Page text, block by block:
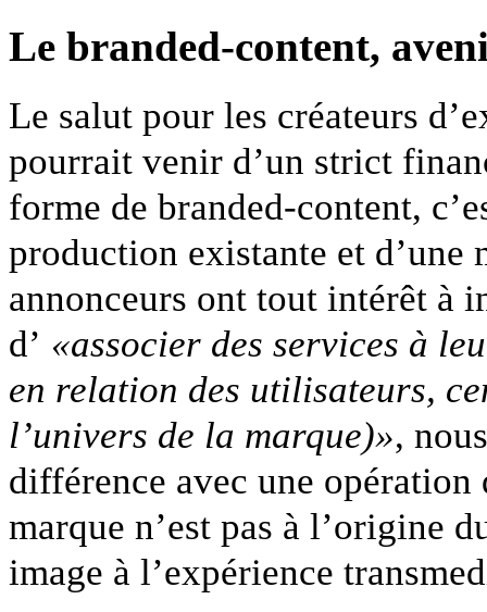
Le branded-content,
Le salut pour les créateurs
pourrait venir d’un strict
forme de branded-content,
production existante et d’une
annonceurs ont tout intérêt à
d’ «associer des services à
en relation des utilisateurs,
l’univers de la marque)»,
différence avec une
marque n’est pas à l’origine
image à l’expérience